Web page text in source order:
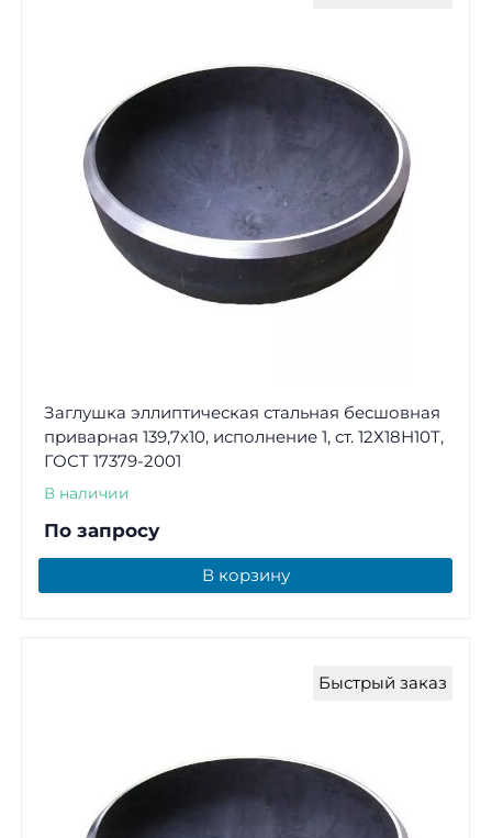
Заглушка эллиптическая стальная бесшовная
приварная 139,7х10, исполнение 1, ст. 12Х18Н10Т,
ГОСТ 17379-2001
В наличии
По запросу
В корзину
Быстрый заказ